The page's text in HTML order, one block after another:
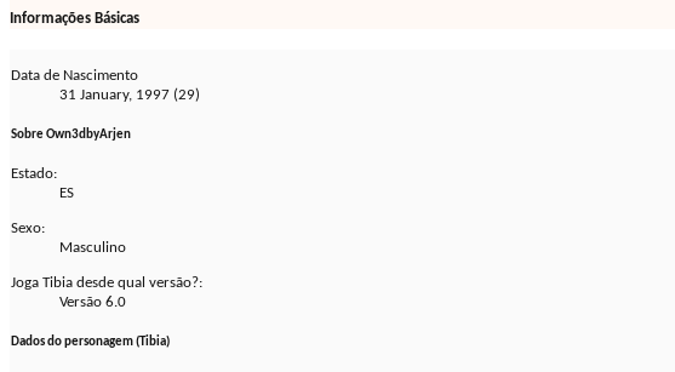
Informações Básicas
Data de Nascimento
31 January, 1997 (29)
Sobre Own3dbyArjen
Estado:
ES
Sexo:
Masculino
Joga Tibia desde qual versão?:
Versão 6.0
Dados do personagem (Tibia)